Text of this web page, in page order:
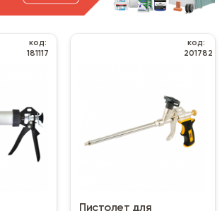
код:
181117
код:
201782
Пистолет для